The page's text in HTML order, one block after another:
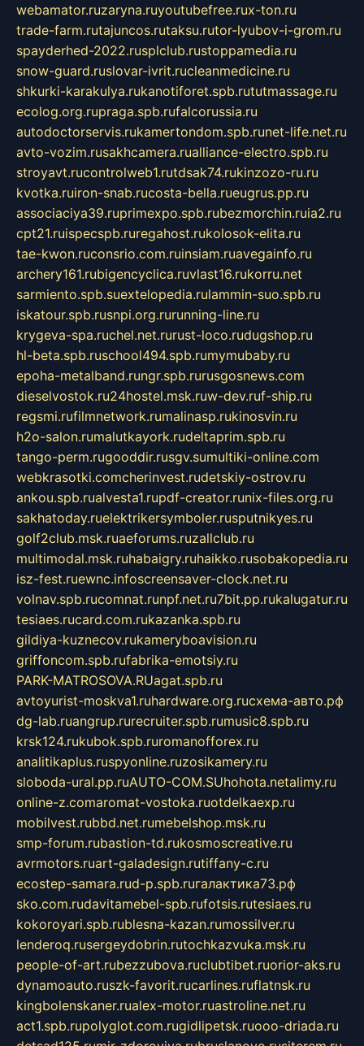
webamator.ruzaryna.ruyoutubefree.rux-ton.ru
trade-farm.rutajuncos.rutaksu.rutor-lyubov-i-grom.ru
spayderhed-2022.rusplclub.rustoppamedia.ru
snow-guard.ruslovar-ivrit.rucleanmedicine.ru
shkurki-karakulya.rukanotiforet.spb.rututmassage.ru
ecolog.org.rupraga.spb.rufalcorussia.ru
autodoctorservis.rukamertondom.spb.runet-life.net.ru
avto-vozim.rusakhcamera.rualliance-electro.spb.ru
stroyavt.rucontrolweb1.rutdsak74.rukinzozo-ru.ru
kvotka.ruiron-snab.rucosta-bella.rueugrus.pp.ru
associaciya39.ruprimexpo.spb.rubezmorchin.ruia2.ru
cpt21.ruispecspb.ruregahost.rukolosok-elita.ru
tae-kwon.ruconsrio.com.ruinsiam.ruavegainfo.ru
archery161.rubigencyclica.ruvlast16.rukorru.net
sarmiento.spb.suextelopedia.rulammin-suo.spb.ru
iskatour.spb.rusnpi.org.rurunning-line.ru
krygeva-spa.ruchel.net.rurust-loco.rudugshop.ru
hl-beta.spb.ruschool494.spb.rumymubaby.ru
epoha-metalband.rungr.spb.rurusgosnews.com
dieselvostok.ru24hostel.msk.ruw-dev.ruf-ship.ru
regsmi.rufilmnetwork.rumalinasp.rukinosvin.ru
h2o-salon.rumalutkayork.rudeltaprim.spb.ru
tango-perm.rugooddir.rusgv.sumultiki-online.com
webkrasotki.comcherinvest.rudetskiy-ostrov.ru
ankou.spb.rualvesta1.rupdf-creator.runix-files.org.ru
sakhatoday.ruelektrikersymboler.rusputnikyes.ru
golf2club.msk.ruaeforums.ruzallclub.ru
multimodal.msk.ruhabaigry.ruhaikko.rusobakopedia.ru
isz-fest.ruewnc.infoscreensaver-clock.net.ru
volnav.spb.rucomnat.runpf.net.ru7bit.pp.rukalugatur.ru
tesiaes.rucard.com.rukazanka.spb.ru
gildiya-kuznecov.rukameryboavision.ru
griffoncom.spb.rufabrika-emotsiy.ru
PARK-MATROSOVA.RUagat.spb.ru
avtoyurist-moskva1.ruhardware.org.ruсхема-авто.рф
dg-lab.ruangrup.rurecruiter.spb.rumusic8.spb.ru
krsk124.rukubok.spb.ruromanofforex.ru
analitikaplus.ruspyonline.ruzosikamery.ru
sloboda-ural.pp.ruAUTO-COM.SUhohota.netalimy.ru
online-z.comaromat-vostoka.ruotdelkaexp.ru
mobilvest.rubbd.net.rumebelshop.msk.ru
smp-forum.rubastion-td.rukosmoscreative.ru
avrmotors.ruart-galadesign.rutiffany-c.ru
ecostep-samara.rud-p.spb.ruгалактика73.рф
sko.com.rudavitamebel-spb.rufotsis.rutesiaes.ru
kokoroyari.spb.rublesna-kazan.rumossilver.ru
lenderoq.rusergeydobrin.rutochkazvuka.msk.ru
people-of-art.rubezzubova.ruclubtibet.ruorior-aks.ru
dynamoauto.ruszk-favorit.rucarlines.ruflatnsk.ru
kingbolenskaner.rualex-motor.ruastroline.net.ru
act1.spb.rupolyglot.com.rugidlipetsk.ruooo-driada.ru